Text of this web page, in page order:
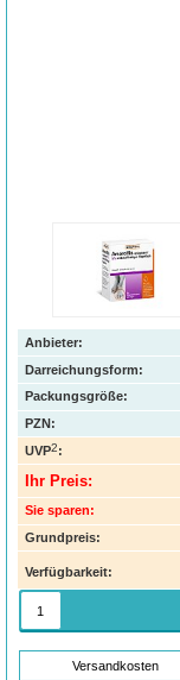
Anbieter:
Darreichungsform:
Packungsgröße:
PZN:
UVP2:
Ihr Preis:
Sie sparen:
Grundpreis:
Verfügbarkeit:
Versandkosten